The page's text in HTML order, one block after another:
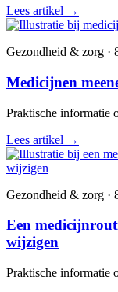
Lees artikel →
Gezondheid & zorg ·
Medicijnen
Praktische informatie
Lees artikel →
Gezondheid & zorg ·
Een
wijzigen
Praktische informatie